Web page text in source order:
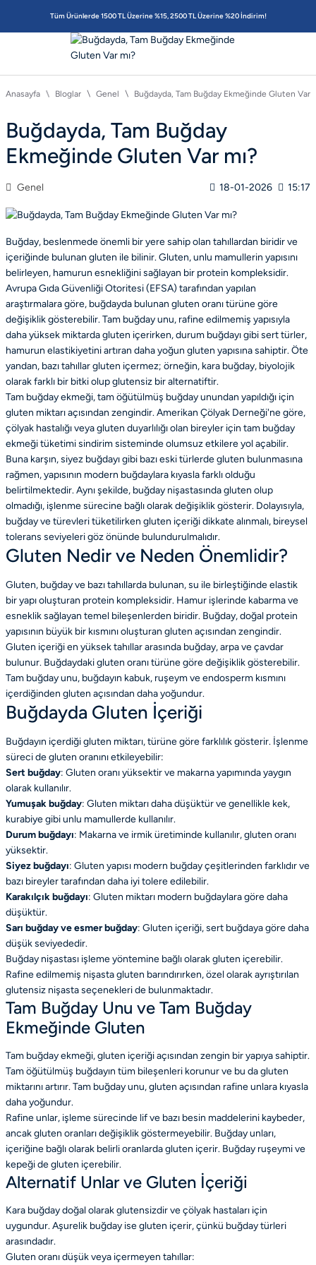
Tüm Ürünlerde 1500 TL Üzerine %15, 2500 TL Üzerine %20 İndirim!
Anasayfa Bloglar Genel Buğdayda, Tam Buğday Ekmeğinde Gluten Var
Buğdayda, Tam Buğday
Ekmeğinde Gluten Var mı?
Genel 18-01-2026 15:17
Buğday, beslenmede önemli bir yere sahip olan tahıllardan biridir ve
içeriğinde bulunan gluten ile bilinir. Gluten, unlu mamullerin yapısını
belirleyen, hamurun esnekliğini sağlayan bir protein kompleksidir.
Avrupa Gıda Güvenliği Otoritesi (EFSA) tarafından yapılan
araştırmalara göre, buğdayda bulunan gluten oranı türüne göre
değişiklik gösterebilir. Tam buğday unu, rafine edilmemiş yapısıyla
daha yüksek miktarda gluten içerirken, durum buğdayı gibi sert türler,
hamurun elastikiyetini artıran daha yoğun gluten yapısına sahiptir. Öte
yandan, bazı tahıllar gluten içermez; örneğin, kara buğday, biyolojik
olarak farklı bir bitki olup glutensiz bir alternatiftir.
Tam buğday ekmeği, tam öğütülmüş buğday unundan yapıldığı için
gluten miktarı açısından zengindir. Amerikan Çölyak Derneği'ne göre,
çölyak hastalığı veya gluten duyarlılığı olan bireyler için tam buğday
ekmeği tüketimi sindirim sisteminde olumsuz etkilere yol açabilir.
Buna karşın, siyez buğdayı gibi bazı eski türlerde gluten bulunmasına
rağmen, yapısının modern buğdaylara kıyasla farklı olduğu
belirtilmektedir. Aynı şekilde, buğday nişastasında gluten olup
olmadığı, işlenme sürecine bağlı olarak değişiklik gösterir. Dolayısıyla,
buğday ve türevleri tüketilirken gluten içeriği dikkate alınmalı, bireysel
tolerans seviyeleri göz önünde bulundurulmalıdır.
Gluten Nedir ve Neden Önemlidir?
Gluten, buğday ve bazı tahıllarda bulunan, su ile birleştiğinde elastik
bir yapı oluşturan protein kompleksidir. Hamur işlerinde kabarma ve
esneklik sağlayan temel bileşenlerden biridir. Buğday, doğal protein
yapısının büyük bir kısmını oluşturan gluten açısından zengindir.
Gluten içeriği en yüksek tahıllar arasında buğday, arpa ve çavdar
bulunur. Buğdaydaki gluten oranı türüne göre değişiklik gösterebilir.
Tam buğday unu, buğdayın kabuk, ruşeym ve endosperm kısmını
içerdiğinden gluten açısından daha yoğundur.
Buğdayda Gluten İçeriği
Buğdayın içerdiği gluten miktarı, türüne göre farklılık gösterir. İşlenme
süreci de gluten oranını etkileyebilir:
Sert buğday: Gluten oranı yüksektir ve makarna yapımında yaygın
olarak kullanılır.
Yumuşak buğday: Gluten miktarı daha düşüktür ve genellikle kek,
kurabiye gibi unlu mamullerde kullanılır.
Durum buğdayı: Makarna ve irmik üretiminde kullanılır, gluten oranı
yüksektir.
Siyez buğdayı: Gluten yapısı modern buğday çeşitlerinden farklıdır ve
bazı bireyler tarafından daha iyi tolere edilebilir.
Karakılçık buğdayı: Gluten miktarı modern buğdaylara göre daha
düşüktür.
Sarı buğday ve esmer buğday: Gluten içeriği, sert buğdaya göre daha
düşük seviyededir.
Buğday nişastası işleme yöntemine bağlı olarak gluten içerebilir.
Rafine edilmemiş nişasta gluten barındırırken, özel olarak ayrıştırılan
glutensiz nişasta seçenekleri de bulunmaktadır.
Tam Buğday Unu ve Tam Buğday
Ekmeğinde Gluten
Tam buğday ekmeği, gluten içeriği açısından zengin bir yapıya sahiptir.
Tam öğütülmüş buğdayın tüm bileşenleri korunur ve bu da gluten
miktarını artırır. Tam buğday unu, gluten açısından rafine unlara kıyasla
daha yoğundur.
Rafine unlar, işleme sürecinde lif ve bazı besin maddelerini kaybeder,
ancak gluten oranları değişiklik göstermeyebilir. Buğday unları,
içeriğine bağlı olarak belirli oranlarda gluten içerir. Buğday ruşeymi ve
kepeği de gluten içerebilir.
Alternatif Unlar ve Gluten İçeriği
Kara buğday doğal olarak glutensizdir ve çölyak hastaları için
uygundur. Aşurelik buğday ise gluten içerir, çünkü buğday türleri
arasındadır.
Gluten oranı düşük veya içermeyen tahıllar: